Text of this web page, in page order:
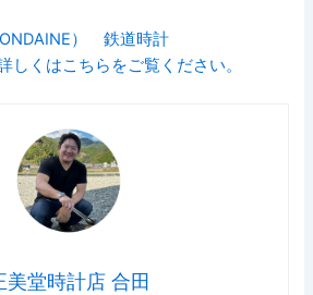
） 鉄道時計
くはこちらをご覧ください。
美堂時計店 合田